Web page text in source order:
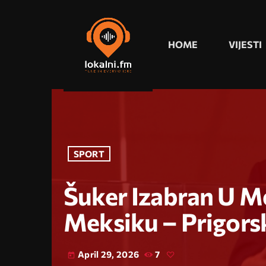
HOME VIJESTI
SPORT
Šuker Izabran U
Meksiku –
today April 29, 2026 7